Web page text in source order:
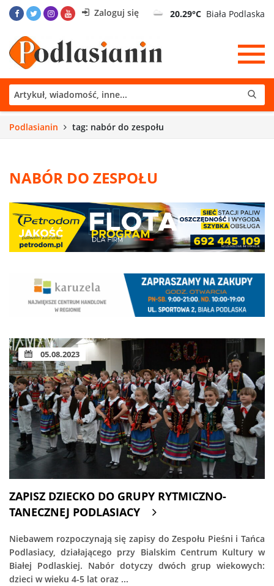
Zaloguj się 20.29°C Biała Podlaska
Podlasianin tag: nabór do zespołu
NABÓR DO ZESPOŁU
05.08.2023
ZAPISZ DZIECKO DO GRUPY RYTMICZNO-
TANECZNEJ PODLASIACY
Niebawem rozpoczynają się zapisy do Zespołu Pieśni i Tańca
Podlasiacy, działającego przy Bialskim Centrum Kultury w
Białej Podlaskiej. Nabór dotyczy dwóch grup wiekowych:
dzieci w wieku 4-5 lat oraz ...